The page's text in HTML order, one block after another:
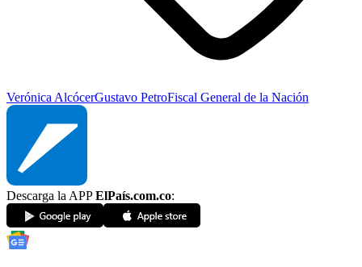
Verónica AlcócerGustavo PetroFiscal General de la Nación
Descarga la APPElPaís.com.co: